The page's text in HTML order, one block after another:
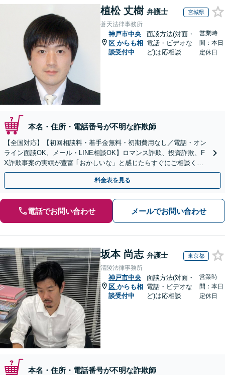
植松 丈樹 弁護士 宮城県
蒼天法律事務所
神戸市中央
区 からも相
談受付中
面談方法(対面・
電話・ビデオな
ど)は応相談
営業時
間：本日
定休日
本名・住所・電話番号が不明な詐欺師
【全国対応】【初回相談料・着手金無料・初期費用なし／電話・オン
ライン面談OK、メール・LINE相談OK】ロマンス詐欺、投資詐欺、F
X詐欺事案の実績が豊富 ｢おかしいな」と感じたらすぐにご相談くだ
さい。
料金表を見る
電話でお問い合わせ メールでお問い合わせ
坂本 尚志 弁護士 東京都
清陵法律事務所
神戸市中央
区 からも相
談受付中
面談方法(対面・
電話・ビデオな
ど)は応相談
営業時
間：本日
定休日
本名・住所・電話番号が不明な詐欺師